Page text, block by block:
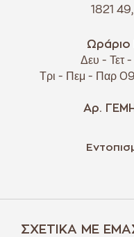
1821
Ωράριο
Δευ - Τετ
Τρι - Πεμ - Παρ
Αρ.
ΣΧΕΤΙΚΆ ΜΕ